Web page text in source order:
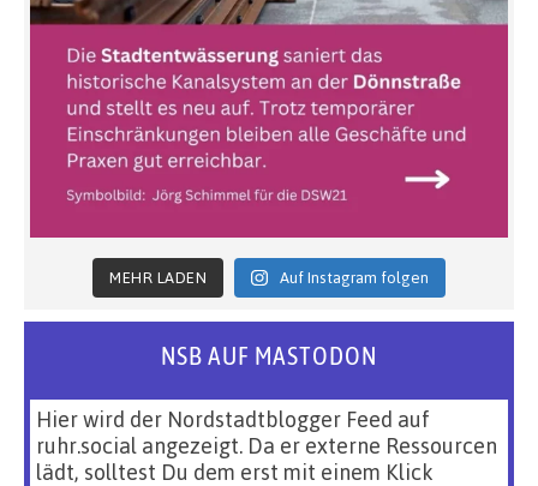
MEHR LADEN Auf Instagram folgen
NSB AUF MASTODON
Hier wird der Nordstadtblogger Feed auf
ruhr.social angezeigt. Da er externe Ressourcen
lädt, solltest Du dem erst mit einem Klick